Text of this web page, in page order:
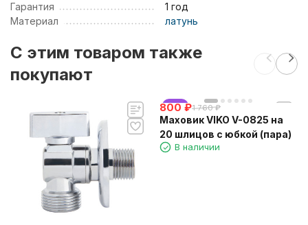
Гарантия
1 год
Материал
латунь
C этим товаром также
покупают
хит
800 ₽1 760 ₽
Маховик VIKO V-0825 на
20 шлицов с юбкой (пара)
В наличии